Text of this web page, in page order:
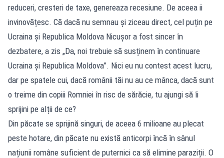
reduceri, cresteri de taxe, genereaza recesiune. De aceea ii
invinovățesc. Că dacă nu semnau și ziceau direct, cel puțin pe
Ucraina și Republica Moldova Nicușor a fost sincer în
dezbatere, a zis „Da, noi trebuie să susținem în continuare
Ucraina și Republica Moldova”. Nici eu nu contest acest lucru,
dar pe spatele cui, dacă românii tăi nu au ce mânca, dacă sunt
o treime din copiii Romniei în risc de sărăcie, tu ajungi să îi
sprijini pe alții de ce?
Din păcate se sprijină singuri, de aceea 6 milioane au plecat
peste hotare, din păcate nu există anticorpi încă în sânul
națiunii române suficient de puternici ca să elimine paraziții. O